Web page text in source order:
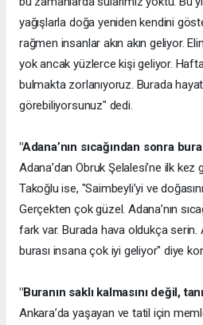
yağışlarla doğa yeniden kendini
rağmen insanlar akın akın geliyor.
yok ancak yüzlerce kişi geliyor.
bulmakta zorlanıyoruz. Burada
görebiliyorsunuz" dedi.
"Adana’nın sıcağından sonra
Adana’dan Obruk Şelalesi’ne ilk
Takoğlu ise, "Saimbeyli’yi ve
Gerçekten çok güzel. Adana’nın
fark var. Burada hava oldukça serin.
burası insana çok iyi geliyor" diye
"Buranın saklı kalmasını değil,
Ankara’da yaşayan ve tatil için